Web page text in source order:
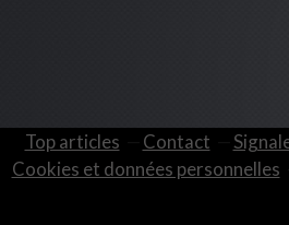
Top articles Contact
Cookies et données personnelles